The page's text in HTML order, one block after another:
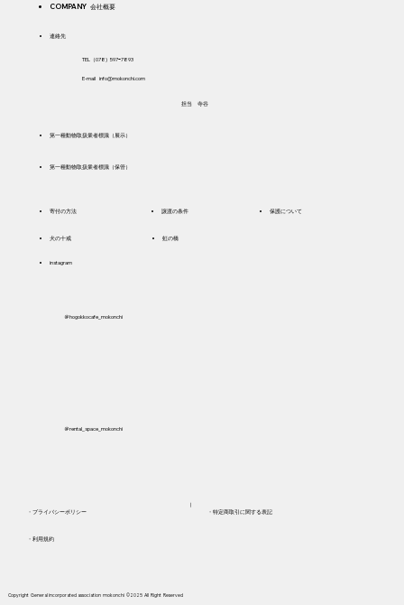
​┃
​第一種動物取扱業者標識（展示）
寄付の方法 譲渡の条件 保護について
​第一種動物取扱業者標識（保管）
COMPANY 会社概要
犬の十戒
instagram
虹の橋
＠hogokkocafe_mokonchi
​・プライバシーポリシー
＠rental_space_mokonchi
​連絡先
​・特定商取引に関する表記
TEL（078) 597ｰ7893
・利用規約
E-mail info@mokonchi.com
Copyright General incorporated association mokonchi ©2025 AII Right Reserved
​担当 寺谷